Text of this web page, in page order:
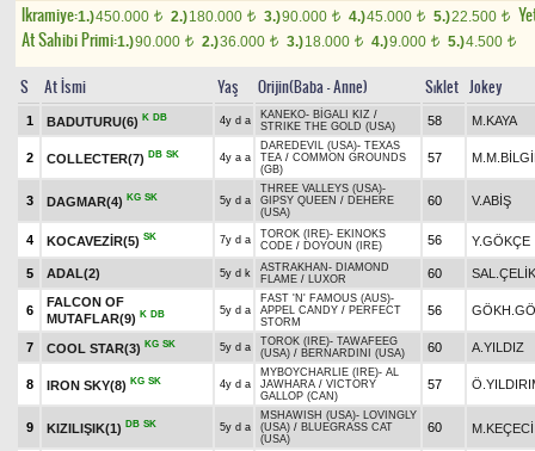
Ikramiye:1.)450.000 t 2.)180.000 t 3.)90.000 t 4.)45.000 t 5.)22.500 t
At Sahibi Primi:1.)90.000 t 2.)36.000 t 3.)18.000 t 4.)9.000 t 5.)4.500 t
S At İsmi Yaş Orijin(Baba - Anne) Sıklet Jokey
1 BADUTURU(6) K DB 4y d a KANEKO- BİGALI KIZ /
STRIKE THE GOLD (USA)
58 M.KAYA
2 COLLECTER(7) DB SK 4y a a
DAREDEVIL (USA)- TEXAS
TEA / COMMON GROUNDS
(GB)
57
3 DAGMAR(4) KG SK 5y d a
THREE VALLEYS (USA)-
GIPSY QUEEN / DEHERE
(USA)
60 V.ABİŞ
4 KOCAVEZİR(5) SK 7y d a TOROK (IRE)- EKINOKS
CODE / DOYOUN (IRE) 56 Y.GÖKÇE
5 ADAL(2) 5y d k ASTRAKHAN - DIAMOND
FLAME / LUXOR 60 SAL.ÇELİK
6
FALCON OF
MUTAFLAR(9) K DB 5y d a
FAST 'N' FAMOUS (AUS)-
APPEL CANDY / PERFECT
STORM
56
7 COOL STAR(3) KG SK 5y d a TOROK (IRE)- TAWAFEEG
(USA) / BERNARDINI (USA) 60 A.YILDIZ
8 IRON SKY(8) KG SK 4y d a
MYBOYCHARLIE (IRE)- AL
JAWHARA / VICTORY
GALLOP (CAN)
57
9 KIZILIŞIK(1) DB SK 5y d a
MSHAWISH (USA)- LOVINGLY
(USA) / BLUEGRASS CAT
(USA)
60 M.KEÇECİ